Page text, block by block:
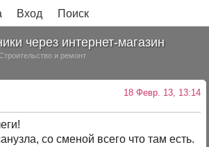
Вход Поиск
через интернет-магазин
и ремонт
18 Февр. 13, 13:14
со сменой всего что там есть.